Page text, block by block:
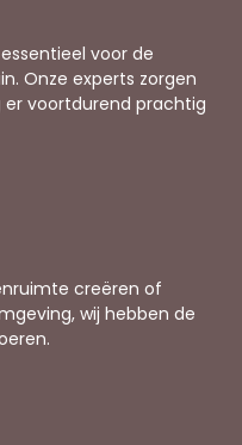
voor de
Onze experts zorgen
voortdurend prachtig
creëren of
wij hebben de